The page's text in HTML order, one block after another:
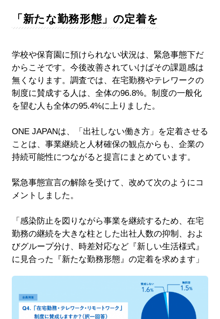
「新たな勤務形態」の定着を
学校や保育園に預けられない状況は、緊急事態下だ
からこそです。今後改善されていけばその課題感は
無くなります。調査では、在宅勤務やテレワークの
制度に賛成する人は、全体の96.8%。制度の一般化
を望む人も全体の95.4%に上りました。
ONE JAPANは、「出社しない働き方」を定着させる
ことは、事業継続と人材確保の観点からも、企業の
持続可能性につながると提言にまとめています。
緊急事態宣言の解除を受けて、改めて次のようにコ
メントしました。
「感染防止を図りながら事業を継続するため、在宅
勤務の継続を大きな柱とした出社人数の抑制、およ
びグループ分け、時差対応など『新しい生活様式』
に見合った『新たな勤務形態』の定着を求めます」